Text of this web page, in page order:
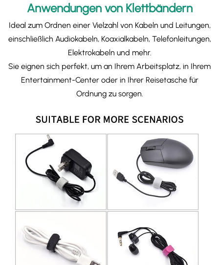
Anwendungen von Klettbändern
Ideal zum Ordnen einer Vielzahl von Kabeln und Leitungen,
einschließlich Audiokabeln, Koaxialkabeln, Telefonleitungen,
Elektrokabeln und mehr.
Sie eignen sich perfekt, um an Ihrem Arbeitsplatz, in Ihrem
Entertainment-Center oder in Ihrer Reisetasche für
Ordnung zu sorgen.